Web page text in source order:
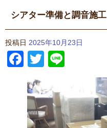
シアター準備と調音施工
投稿日 2025年10月23日
Facebook
Twitter